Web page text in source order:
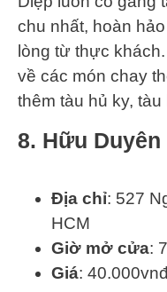
chu nhất, hoàn
lòng từ thực
về các món chay
thêm tàu hủ ky,
8. Hữu Duyên
Địa chỉ: 527
HCM
Giờ mở cửa:
Giá: